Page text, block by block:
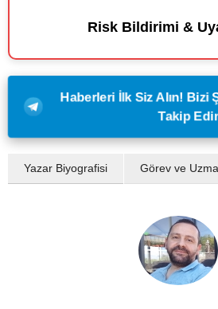
Risk Bildirimi &
Haberleri İlk Siz Alın! Bizi
Takip
Yazar Biyografisi Görev ve